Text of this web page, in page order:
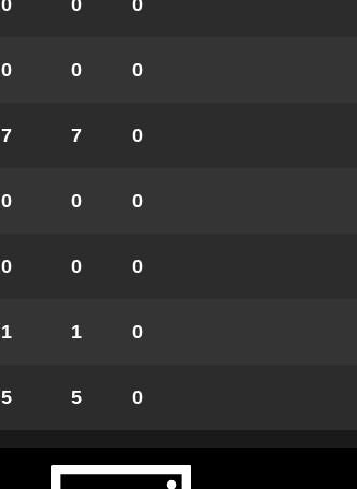
0
0
0
0
0
0
0
7
7
0
0
0
0
0
0
0
1
1
0
5
5